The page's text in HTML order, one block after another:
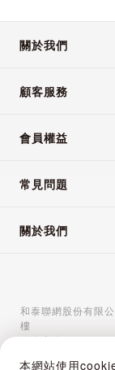
本網站使用
關於我們
顧客服務
會員權益
常見問題
關於我們
和泰聯網股份有限
樓
服務專線：02-